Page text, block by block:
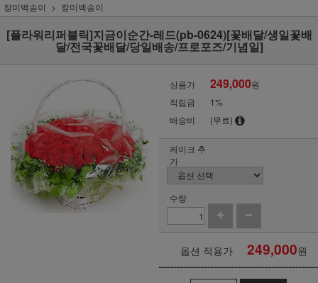
장미백송이 장미백송이
[플라워리퍼블릭]지금이순간-레드(pb-0624)[꽃배달/생일꽃배
달/전국꽃배달/당일배송/프로포즈/기념일]
상품가 249,000원
적립금
1%
배송비
(무료)
케이크 추
가
수량
옵션 적용가 249,000원